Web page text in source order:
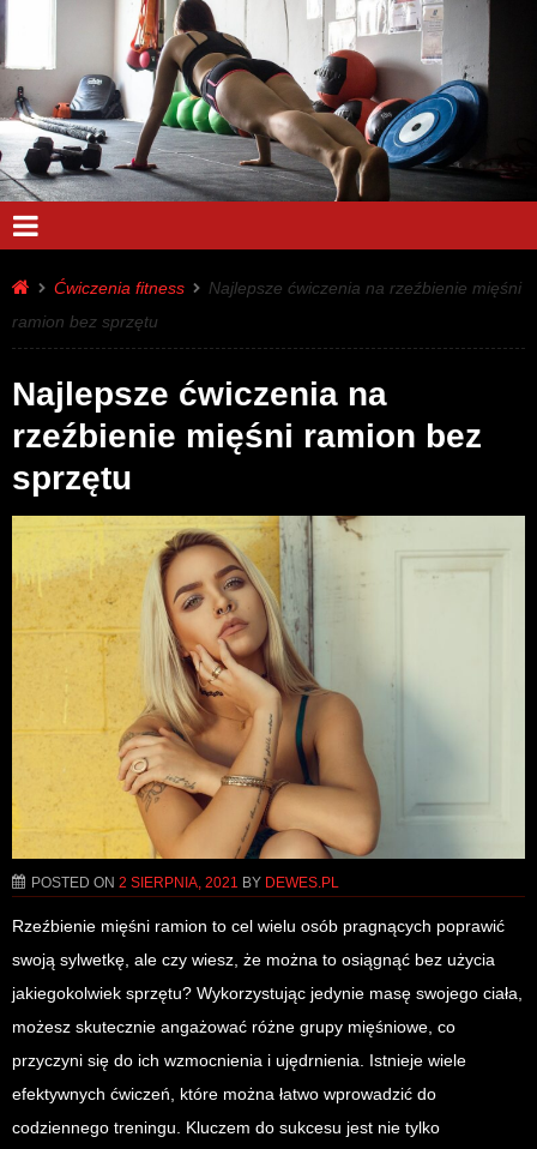
Ćwiczenia fitness
Najlepsze ćwiczenia na rzeźbienie mięśni
ramion bez sprzętu
Najlepsze ćwiczenia na
rzeźbienie mięśni ramion bez
sprzętu
POSTED ON 2 SIERPNIA, 2021 BY DEWES.PL
Rzeźbienie mięśni ramion to cel wielu osób pragnących poprawić
swoją sylwetkę, ale czy wiesz, że można to osiągnąć bez użycia
jakiegokolwiek sprzętu? Wykorzystując jedynie masę swojego ciała,
możesz skutecznie angażować różne grupy mięśniowe, co
przyczyni się do ich wzmocnienia i ujędrnienia. Istnieje wiele
efektywnych ćwiczeń, które można łatwo wprowadzić do
codziennego treningu. Kluczem do sukcesu jest nie tylko